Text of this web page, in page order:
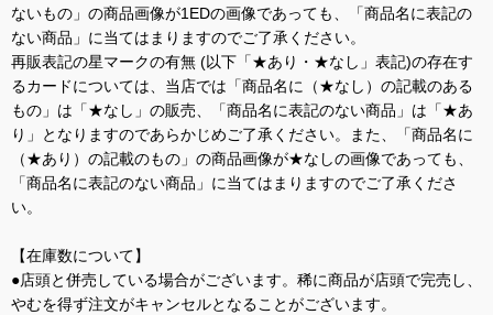
ないもの」の商品画像が1EDの画像であっても、「商品名に表記の
ない商品」に当てはまりますのでご了承ください。
再販表記の星マークの有無 (以下「★あり・★なし」表記)の存在す
るカードについては、当店では「商品名に（★なし）の記載のある
もの」は「★なし」の販売、「商品名に表記のない商品」は「★あ
り」となりますのであらかじめご了承ください。また、「商品名に
（★あり）の記載のもの」の商品画像が★なしの画像であっても、
「商品名に表記のない商品」に当てはまりますのでご了承くださ
い。
【在庫数について】
●店頭と併売している場合がございます。稀に商品が店頭で完売し、
やむを得ず注文がキャンセルとなることがございます。